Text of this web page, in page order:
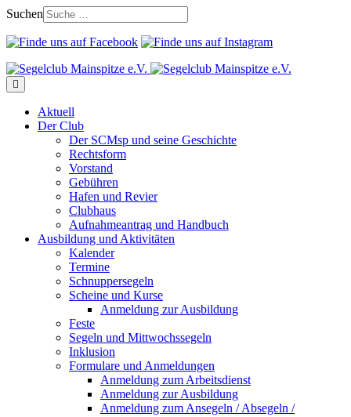
Suchen
Aktuell
Der Club
Der SCMsp und seine Geschichte
Rechtsform
Vorstand
Gebühren
Hafen und Revier
Clubhaus
Aufnahmeantrag und Handbuch
Ausbildung und Aktivitäten
Kalender
Termine
Schnuppersegeln
Scheine und Kurse
Anmeldung zur Ausbildung
Feste
Segeln und Mittwochssegeln
Inklusion
Formulare und Anmeldungen
Anmeldung zum Arbeitsdienst
Anmeldung zur Ausbildung
Anmeldung zum Ansegeln / Absegeln /